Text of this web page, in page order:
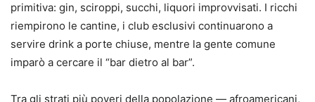
primitiva: gin, sciroppi, succhi, liquori improvvisati. I ricchi
riempirono le cantine, i club esclusivi continuarono a
servire drink a porte chiuse, mentre la gente comune
imparò a cercare il “bar dietro al bar”.
Tra gli strati più poveri della popolazione — afroamericani,